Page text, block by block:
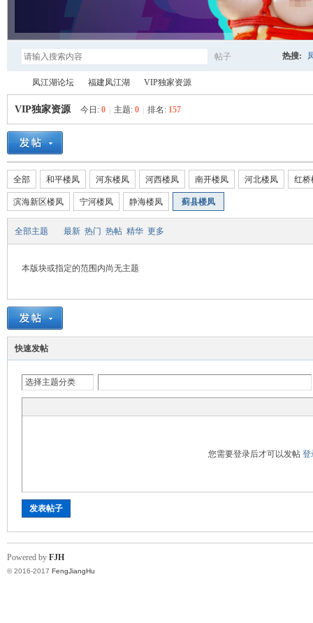
帖子 热搜:
论
»
凤江湖论坛 福建凤江湖 VIP独家资源
VIP独家资源 今日: 0 主题: 0 排名: 157
全部 和平楼凤 河东楼凤 河西楼凤 南开楼凤 河北楼凤 红桥
滨海新区楼凤 宁河楼凤 静海楼凤 蓟县楼凤
全部主题 最新 热门 热帖 精华 更多
本版块或指定的范围内尚无主题
快速发帖
选择主题分类
您需要登录后才可以发帖 登
发表帖子
Powered by FJH
© 2016-2017 FengJiangHu